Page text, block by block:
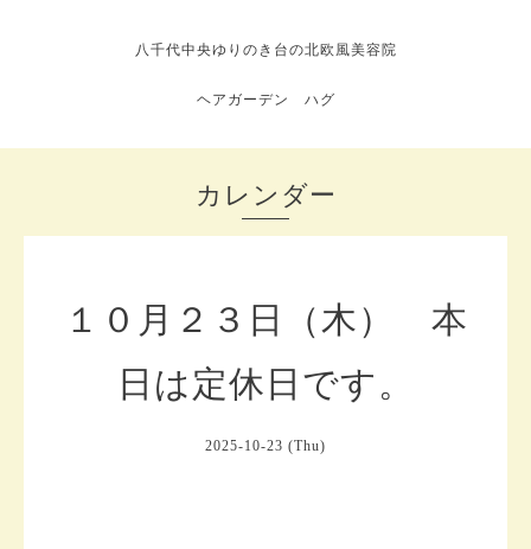
八千代中央ゆりのき台の北欧風美容院
ヘアガーデン ハグ
カレンダー
１０月２３日（木） 本
日は定休日です。
2025-10-23 (Thu)